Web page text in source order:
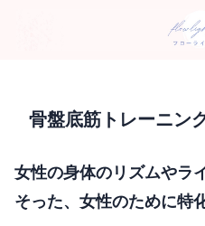
骨盤底筋トレーニン
女性の身体のリズムやラ
そった、女性のために特